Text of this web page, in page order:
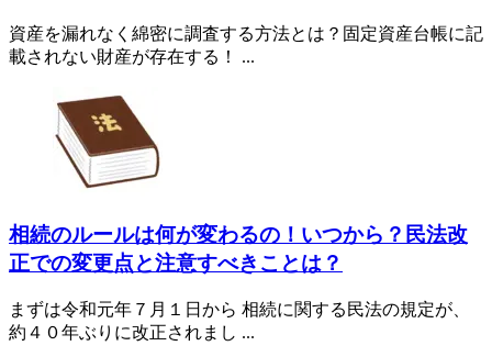
資産を漏れなく綿密に調査する方法とは？固定資産台帳に記
載されない財産が存在する！ ...
相続のルールは何が変わるの！いつから？民法改
正での変更点と注意すべきことは？
まずは令和元年７月１日から 相続に関する民法の規定が、
約４０年ぶりに改正されまし ...